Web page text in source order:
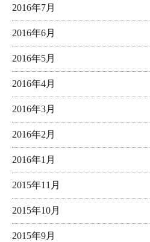
2016年7月
2016年6月
2016年5月
2016年4月
2016年3月
2016年2月
2016年1月
2015年11月
2015年10月
2015年9月